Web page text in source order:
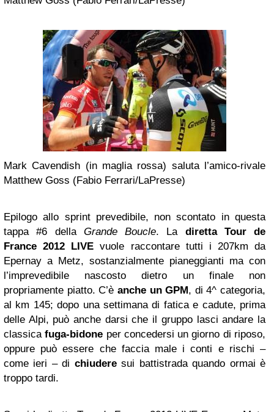
Mark Cavendish (in maglia rossa) saluta l’amico-rivale
Matthew Goss (Fabio Ferrari/LaPresse)
Epilogo allo sprint prevedibile, non scontato in questa
tappa #6 della Grande Boucle. La diretta Tour de
France 2012 LIVE vuole raccontare tutti i 207km da
Epernay a Metz, sostanzialmente pianeggianti ma con
l’imprevedibile nascosto dietro un finale non
propriamente piatto. C’è anche un GPM, di 4^ categoria,
al km 145; dopo una settimana di fatica e cadute, prima
delle Alpi, può anche darsi che il gruppo lasci andare la
classicafuga-bidone per concedersi un giorno di riposo,
oppure può essere che faccia male i conti e rischi –
come ieri – di chiuderesui battistrada quando ormai è
troppo tardi.